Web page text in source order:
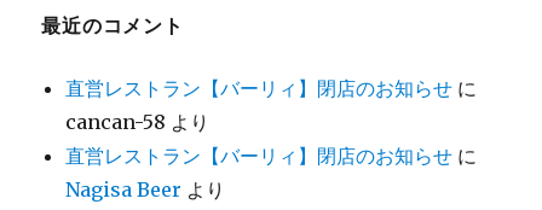
最近のコメント
直営レストラン【バーリィ】閉店のお知らせ に
cancan-58 より
直営レストラン【バーリィ】閉店のお知らせ に
Nagisa Beer より